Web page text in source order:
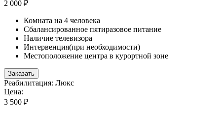
2 000 ₽
Комната на 4 человека
Сбалансированное пятиразовое питание
Наличие телевизора
Интервенция(при необходимости)
Местоположение центра в курортной зоне
Заказать
Реабилитация: Люкс
Цена:
3 500 ₽